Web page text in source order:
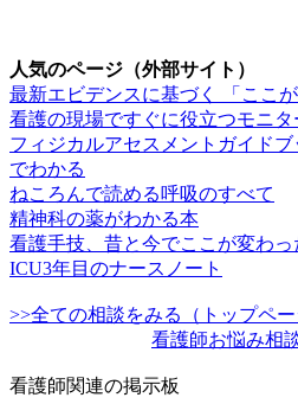
人気のページ（外部サイト）
最新エビデンスに基づく 「ここ
看護の現場ですぐに役立つモニタ
フィジカルアセスメントガイド
でわかる
ねころんで読める呼吸のすべて
精神科の薬がわかる本
看護手技、昔と今でここが変わっ
ICU3年目のナースノート
>>全ての相談をみる（トップペー
看護師お悩み相
看護師関連の掲示板